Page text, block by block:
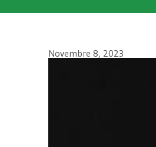
Novembre 8, 2023